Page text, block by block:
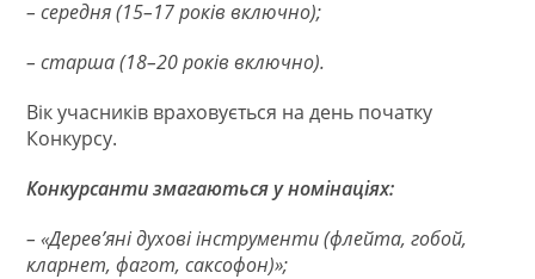
– середня (15–17 років включно);
– старша (18–20 років включно).
Вік учасників враховується на день початку
Конкурсу.
Конкурсанти змагаються у номінаціях:
– «Дерев’яні духові інструменти (флейта, гобой,
кларнет, фагот, саксофон)»;